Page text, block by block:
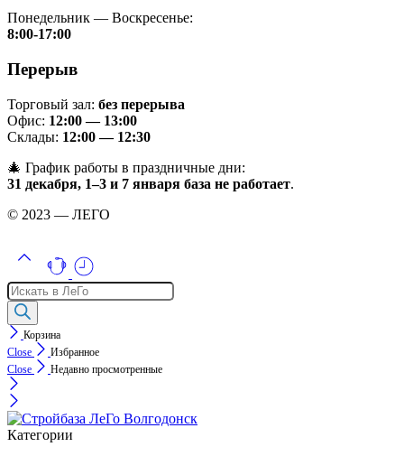
Понедельник — Воскресенье:
8:00-17:00
Перерыв
Торговый зал: без перерыва
Офис: 12:00 — 13:00
Склады: 12:00 — 12:30
🎄 График работы в праздничные дни:
31 декабря, 1–3 и 7 января база не работает.
© 2023 — ЛЕГО
Поиск
товаров
Корзина
Close
Избранное
Close
Недавно просмотренные
Категории